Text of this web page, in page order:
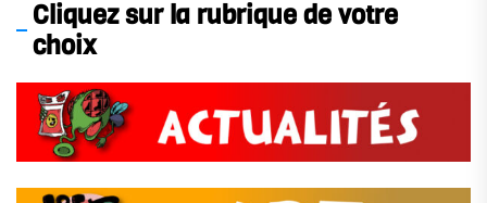
Cliquez sur la rubrique de votre
choix